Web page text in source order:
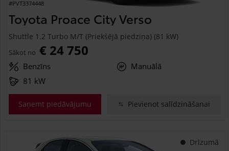
#PVT3374448
Toyota Proace City Verso
Shuttle 1.2 Turbo M/T (Priekšējā piedziņa) (81 kW)
Sākot no € 24 750
Benzīns
Manuālā
81 kW
Saņemt piedāvājumu Pievienot salīdzināšanai
Drīzumā